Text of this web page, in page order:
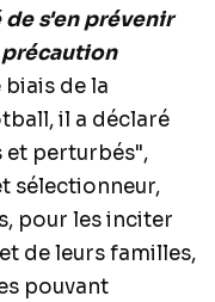
de s'en prévenir
précaution
de la
il a déclaré
et perturbés",
sélectionneur,
pour les inciter
de leurs familles,
pouvant